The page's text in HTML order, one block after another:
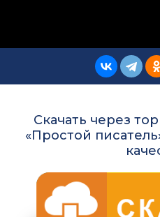
Скачать через
«Простой